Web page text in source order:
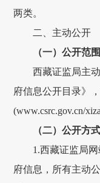
两类。
二、主动公开
（一）公开范围
西藏证监局主
府信息公开目录》
(www.csrc.gov.cn/
（二）公开方式
1.西藏证监局
府信息， 所有主动